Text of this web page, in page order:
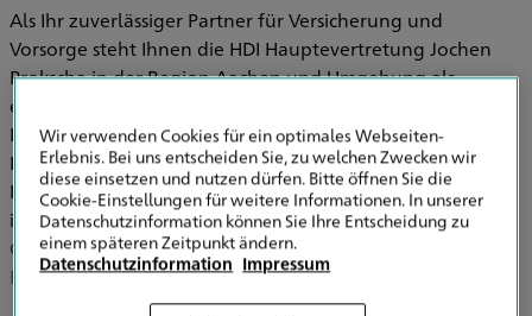
Als Ihr zuverlässiger Partner für Versicherung und
Vorsorge steht Ihnen die HDI Hauptevertretung Jochen
Prokscha in der Region Aachen und Umgebung als
erfahrener Versicherungsexperte zur Seite. Ich komme zu
Ihnen vor Ort, damit wir in einem persönlichen Gespräch
Ihren realen Versicherungsbedarf ermitteln. Meine
Kernkompetenz liegt im Bereich der Firmenversicherung
im Region Aachen. Hier biete ich Unternehmen jeder
Größe sowie Freiberuflern eine passgenaue Lösung zur
Existenzsicherung und Vorsorge.
Wir verwenden Cookies für ein optimales Webseiten-
Erlebnis. Bei uns entscheiden Sie, zu welchen Zwecken wir
diese einsetzen und nutzen dürfen. Bitte öffnen Sie die
Cookie-Einstellungen für weitere Informationen. In unserer
Datenschutzinformation können Sie Ihre Entscheidung zu
einem späteren Zeitpunkt ändern.
Datenschutzinformation Impressum